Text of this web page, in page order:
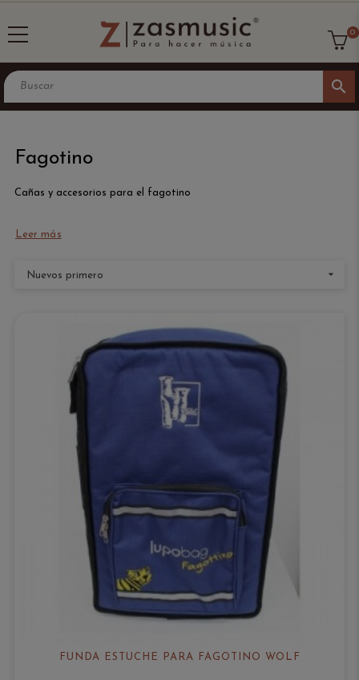
search
0
Fagotino
Cañas y accesorios para el fagotino
Leer más
Nuevos primero 
FUNDA ESTUCHE PARA FAGOTINO WOLF